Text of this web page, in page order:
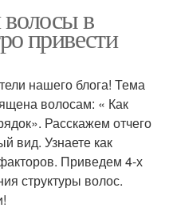
волосы в
привести
нашего блога! Тема
волосам: « Как
Расскажем отчего
вид. Узнаете как
Приведем 4-х
структуры волос.